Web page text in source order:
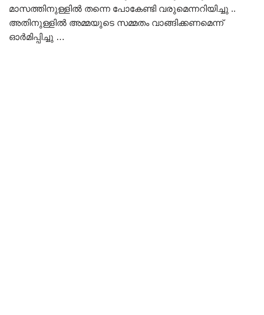
മാസത്തിനുള്ളിൽ തന്നെ പോകേണ്ടി വരുമെന്നറിയിച്ചു ..
അതിനുള്ളിൽ അമ്മയുടെ സമ്മതം വാങ്ങിക്കണമെന്ന്
ഓർമിപ്പിച്ചു …